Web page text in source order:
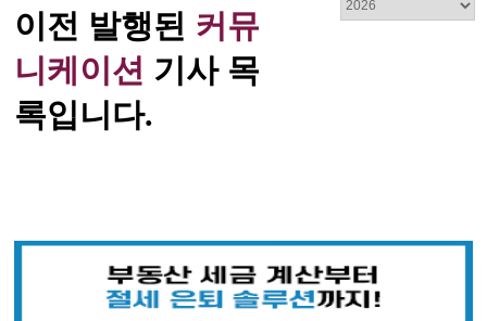
이전 발행된 커뮤
니케이션 기사 목
록입니다.